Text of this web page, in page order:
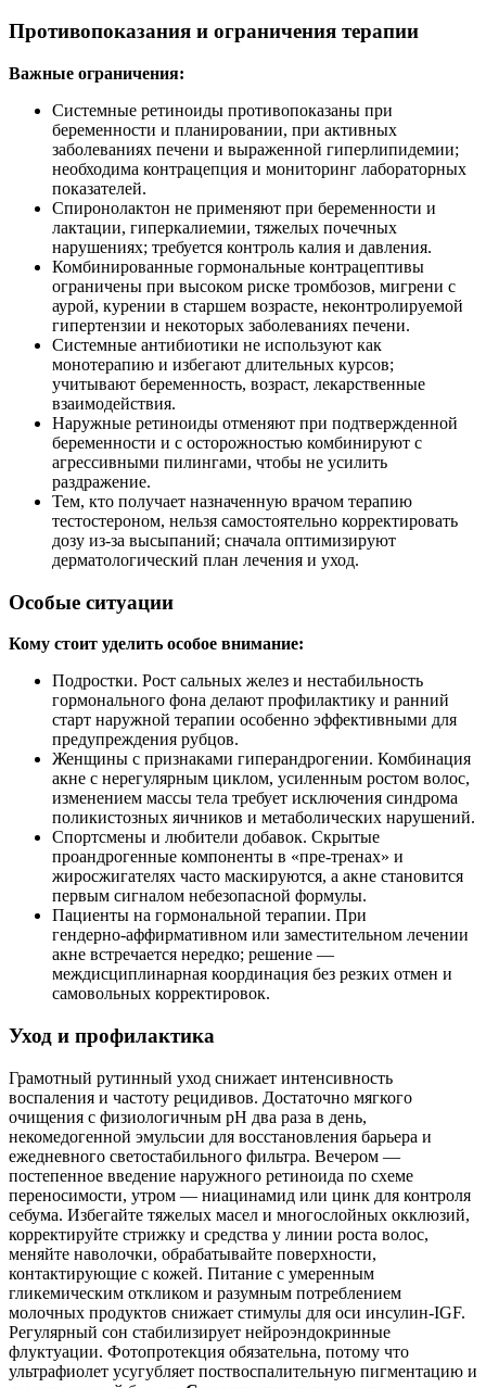
Противопоказания и ограничения терапии
Важные ограничения:
Системные ретиноиды противопоказаны при
беременности и планировании, при активных
заболеваниях печени и выраженной гиперлипидемии;
необходима контрацепция и мониторинг лабораторных
показателей.
Спиронолактон не применяют при беременности и
лактации, гиперкалиемии, тяжелых почечных
нарушениях; требуется контроль калия и давления.
Комбинированные гормональные контрацептивы
ограничены при высоком риске тромбозов, мигрени с
аурой, курении в старшем возрасте, неконтролируемой
гипертензии и некоторых заболеваниях печени.
Системные антибиотики не используют как
монотерапию и избегают длительных курсов;
учитывают беременность, возраст, лекарственные
взаимодействия.
Наружные ретиноиды отменяют при подтвержденной
беременности и с осторожностью комбинируют с
агрессивными пилингами, чтобы не усилить
раздражение.
Тем, кто получает назначенную врачом терапию
тестостероном, нельзя самостоятельно корректировать
дозу из‑за высыпаний; сначала оптимизируют
дерматологический план лечения и уход.
Особые ситуации
Кому стоит уделить особое внимание:
Подростки. Рост сальных желез и нестабильность
гормонального фона делают профилактику и ранний
старт наружной терапии особенно эффективными для
предупреждения рубцов.
Женщины с признаками гиперандрогении. Комбинация
акне с нерегулярным циклом, усиленным ростом волос,
изменением массы тела требует исключения синдрома
поликистозных яичников и метаболических нарушений.
Спортсмены и любители добавок. Скрытые
проандрогенные компоненты в «пре‑тренах» и
жиросжигателях часто маскируются, а акне становится
первым сигналом небезопасной формулы.
Пациенты на гормональной терапии. При
гендерно‑аффирмативном или заместительном лечении
акне встречается нередко; решение —
междисциплинарная координация без резких отмен и
самовольных корректировок.
Уход и профилактика
Грамотный рутинный уход снижает интенсивность
воспаления и частоту рецидивов. Достаточно мягкого
очищения с физиологичным pH два раза в день,
некомедогенной эмульсии для восстановления барьера и
ежедневного светостабильного фильтра. Вечером —
постепенное введение наружного ретиноида по схеме
переносимости, утром — ниацинамид или цинк для контроля
себума. Избегайте тяжелых масел и многослойных окклюзий,
корректируйте стрижку и средства у линии роста волос,
меняйте наволочки, обрабатывайте поверхности,
контактирующие с кожей. Питание с умеренным
гликемическим откликом и разумным потреблением
молочных продуктов снижает стимулы для оси инсулин‑IGF.
Регулярный сон стабилизирует нейроэндокринные
флуктуации. Фотопротекция обязательна, потому что
ультрафиолет усугубляет поствоспалительную пигментацию и